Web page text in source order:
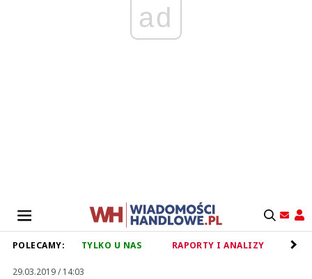
ad
POLECAMY: TYLKO U NAS RAPORTY I ANALIZY
29.03.2019 / 14:03